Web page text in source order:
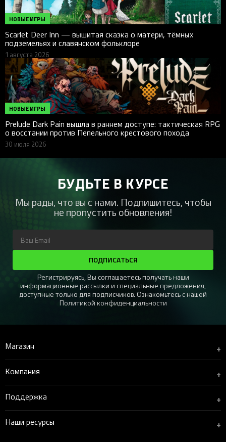
НОВЫЕ ИГРЫ
Scarlet Deer Inn — вышитая сказка о матери, тёмных
подземельях и славянском фольклоре
1 августа 2026
НОВЫЕ ИГРЫ
Prelude Dark Pain вышла в раннем доступе: тактическая RPG
о восстании против Пепельного крестового похода
30 июля 2026
БУДЬТЕ В КУРСЕ
Мы рады, что вы с нами. Подпишитесь, чтобы
не пропустить обновления!
ПОДПИСАТЬСЯ
Регистрируясь, Вы соглашаетесь получать наши
информационные рассылки и специальные предложения,
доступные только для подписчиков. Ознакомьтесь с нашей
Политикой конфиденциальности
Магазин +
Компания +
Поддержка +
Наши ресурсы +